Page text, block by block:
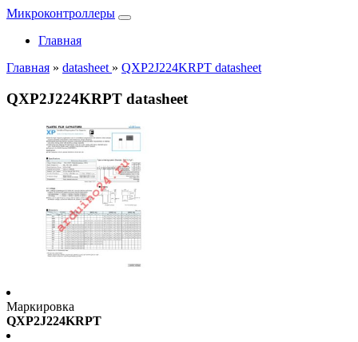
Микроконтроллеры
Главная
Главная » datasheet » QXP2J224KRPT datasheet
QXP2J224KRPT datasheet
Маркировка
QXP2J224KRPT